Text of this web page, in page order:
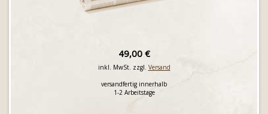
49,00 €
inkl. MwSt. zzgl. Versand
versandfertig innerhalb
1-2 Arbeitstage